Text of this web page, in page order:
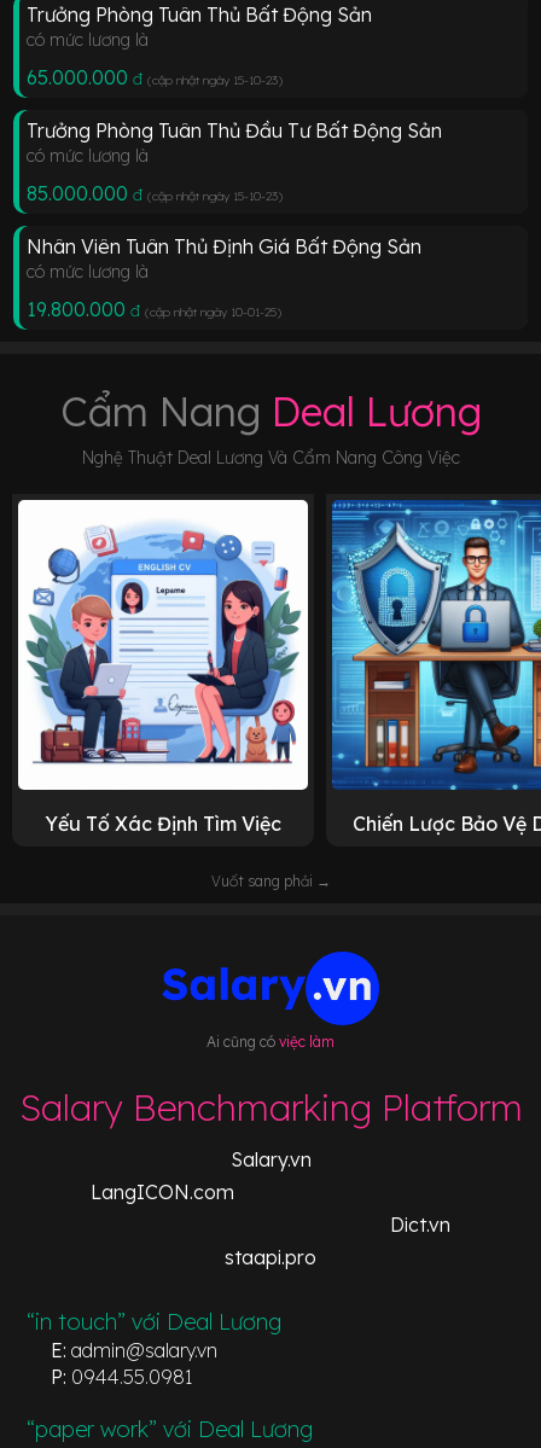
Trưởng Phòng Tuân Thủ Bất Động Sản
có mức lương là
65.000.000 đ (cập nhật ngày 15-10-23)
Trưởng Phòng Tuân Thủ Đầu Tư Bất Động Sản
có mức lương là
85.000.000 đ (cập nhật ngày 15-10-23)
Nhân Viên Tuân Thủ Định Giá Bất Động Sản
có mức lương là
19.800.000 đ (cập nhật ngày 10-01-25)
Cẩm Nang Deal Lương
Nghệ Thuật Deal Lương Và Cẩm Nang Công Việc
Yếu Tố Xác Định Tìm Việc Chiến Lược Bảo Vệ
Vuốt sang phải →
Ai cũng có việc làm
Salary Benchmarking Platform
Salary.vn
LangICON.com
Dict.vn
staapi.pro
“in touch” với Deal Lương
E: admin@salary.vn
P: 0944.55.0981
“paper work” với Deal Lương